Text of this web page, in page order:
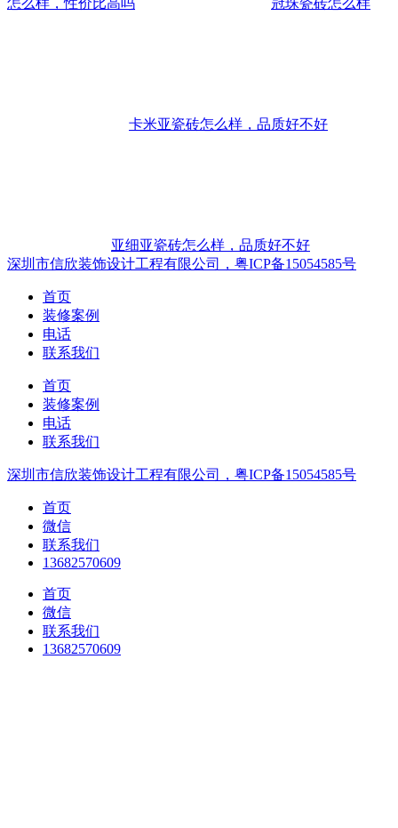
怎么样，性价比高吗 冠珠瓷砖怎么样
卡米亚瓷砖怎么样，品质好不好
亚细亚瓷砖怎么样，品质好不好
深圳市信欣装饰设计工程有限公司，粤ICP备15054585号
首页
装修案例
电话
联系我们
首页
装修案例
电话
联系我们
深圳市信欣装饰设计工程有限公司，粤ICP备15054585号
首页
微信
联系我们
13682570609
首页
微信
联系我们
13682570609